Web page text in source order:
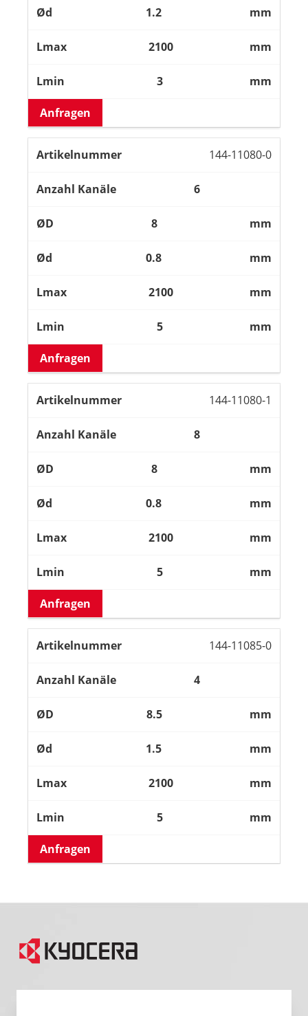
1.2 mm
2100 mm
3 mm
Anfragen
144-11080-0
6
8 mm
0.8 mm
2100 mm
5 mm
Anfragen
144-11080-1
8
8 mm
0.8 mm
2100 mm
5 mm
Anfragen
144-11085-0
4
8.5 mm
1.5 mm
2100 mm
5 mm
Anfragen